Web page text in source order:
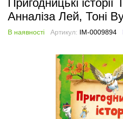
Пригодницькі
Анналіза Лей, Тоні
В наявності Артикул: IM-0009894